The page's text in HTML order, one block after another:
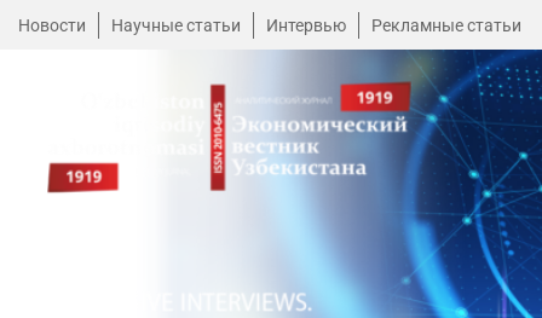
Новости Научные статьи Интервью Рекламные статьи